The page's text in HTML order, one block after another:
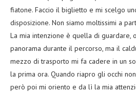
fiatone. Faccio il biglietto e mi scelgo
disposizione. Non siamo moltissimi a
La mia intenzione è quella di guardare,
panorama durante il percorso, ma il
mezzo di trasporto mi fa cadere in un
la prima ora. Quando riapro gli occhi
però poi mi oriento e da lì la mia